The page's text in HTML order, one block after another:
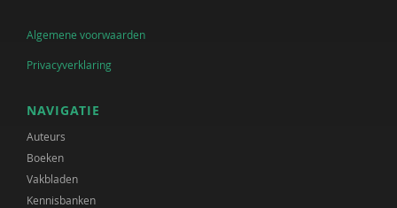
Algemene voorwaarden
Privacyverklaring
NAVIGATIE
Auteurs
Boeken
Vakbladen
Kennisbanken